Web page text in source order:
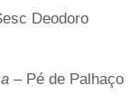
Deodoro
– Pé de Palhaço